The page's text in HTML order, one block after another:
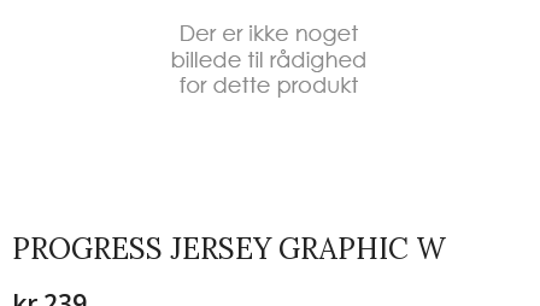
PROGRESS JERSEY GRAPHIC W